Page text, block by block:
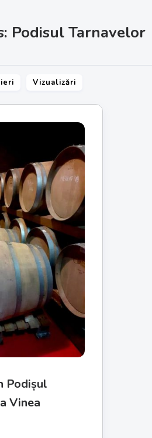
Podisul Tarnavelor
Vizualizări
Podișul
Vinea